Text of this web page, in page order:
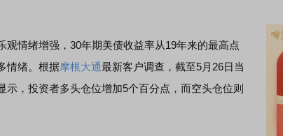
情绪增强，30年期美债收益率从19年来的最高点
情绪。根据摩根大通最新客户调查，截至5月26日当
，投资者多头仓位增加5个百分点，而空头仓位则